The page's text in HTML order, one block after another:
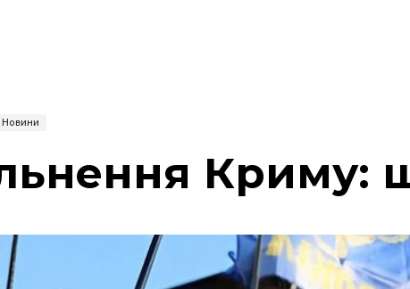
Новини
Криму: